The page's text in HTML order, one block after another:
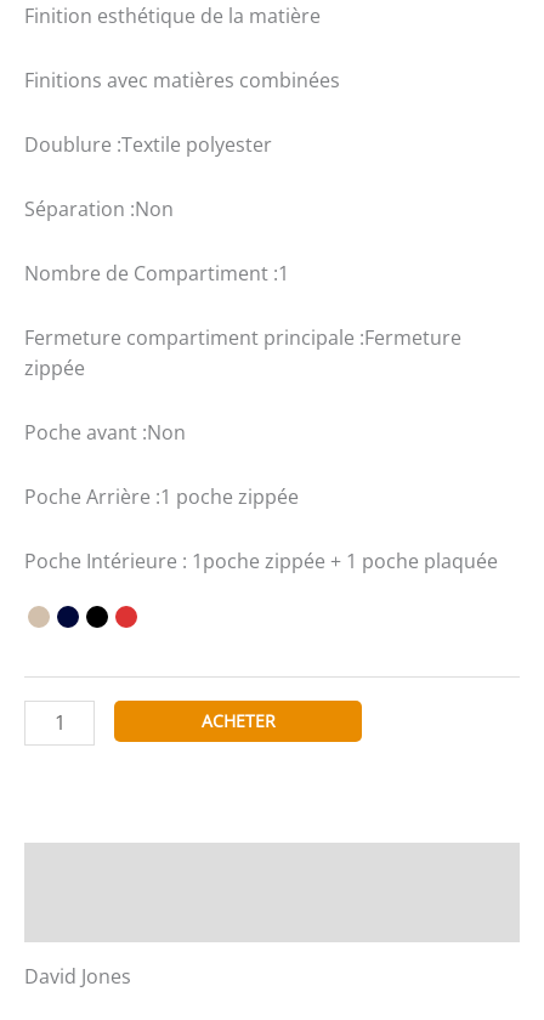
Finition esthétique de la matière
Finitions avec matières combinées
Doublure :Textile polyester
Séparation :Non
Nombre de Compartiment :1
Fermeture compartiment principale :Fermeture
zippée
Poche avant :Non
Poche Arrière :1 poche zippée
Poche Intérieure : 1poche zippée + 1 poche plaquée
quantité
de
CM6728
ACHETER
David Jones